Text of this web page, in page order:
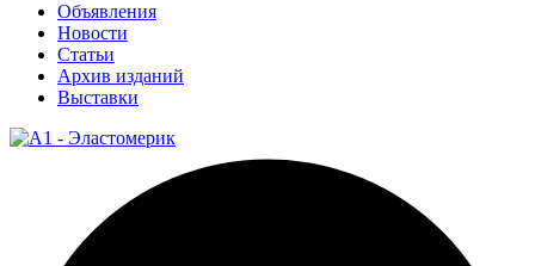
Объявления
Новости
Статьи
Архив изданий
Выставки